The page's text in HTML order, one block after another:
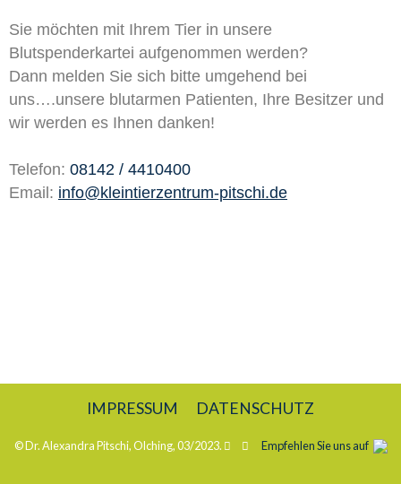
Sie möchten mit Ihrem Tier in unsere
Blutspenderkartei aufgenommen werden?
Dann melden Sie sich bitte umgehend bei
uns….unsere blutarmen Patienten, Ihre Besitzer und
wir werden es Ihnen danken!
Telefon: 08142 / 4410400
Email: info@kleintierzentrum-pitschi.de
IMPRESSUM DATENSCHUTZ
© Dr. Alexandra Pitschi, Olching, 03/2023. Empfehlen Sie uns auf